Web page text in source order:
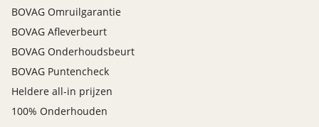
BOVAG Omruilgarantie
BOVAG Afleverbeurt
BOVAG Onderhoudsbeurt
BOVAG Puntencheck
Heldere all-in prijzen
100% Onderhouden